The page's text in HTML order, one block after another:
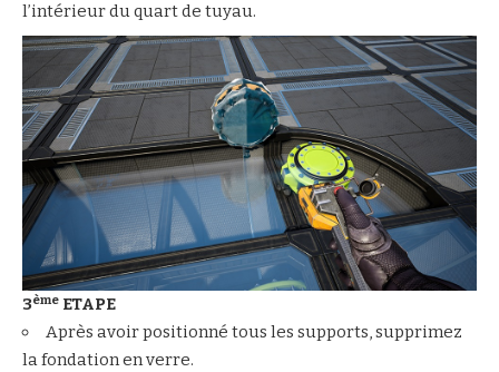
l’intérieur du quart de tuyau.
3ème ETAPE
Après avoir positionné tous les supports, supprimez
la fondation en verre.